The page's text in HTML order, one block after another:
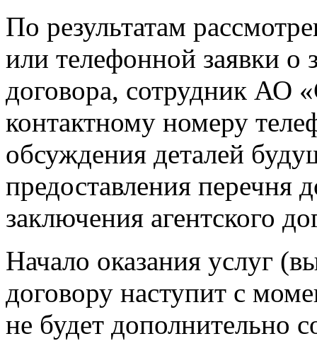
По результатам
или телефонной заявки о
договора, сотрудник АО
контактному номеру
обсуждения деталей
предоставления перечня
заключения агентского
Начало оказания услуг
договору наступит с
не будет дополнительно